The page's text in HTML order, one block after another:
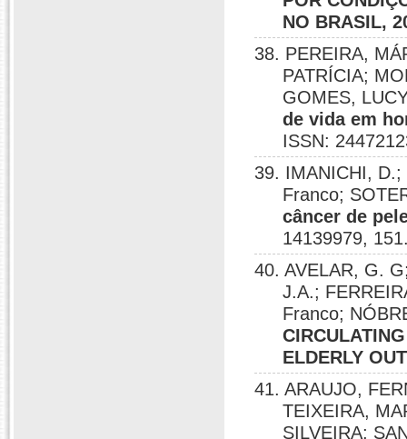
NO BRASIL,
38. PEREIRA,
PATRÍCIA;
GOMES,
de vida em
ISSN:
39. IMANICHI,
Franco;
câncer de
14139979,
40. AVELAR, G.
J.A.;
Franco;
ELDERLY
41. ARAUJO,
TEIXEIRA,
SILVEIRA;